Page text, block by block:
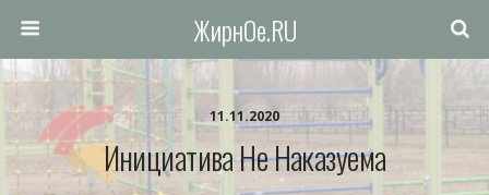
ЖирнОе.RU
11.11.2020
Инициатива Не Наказуема